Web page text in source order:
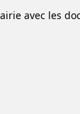
avec les